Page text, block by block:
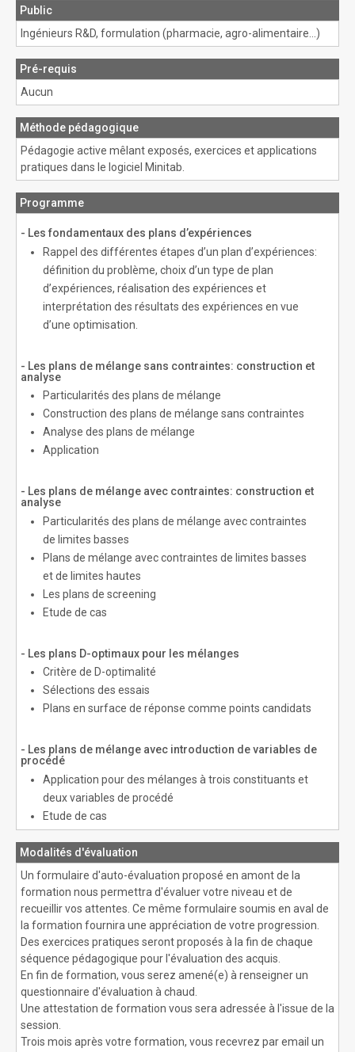
Public
Ingénieurs R&D, formulation (pharmacie, agro-alimentaire…)
Pré-requis
Aucun
Méthode pédagogique
Pédagogie active mêlant exposés, exercices et applications
pratiques dans le logiciel Minitab.
Programme
- Les fondamentaux des plans d’expériences
Rappel des différentes étapes d’un plan d’expériences:
définition du problème, choix d’un type de plan
d’expériences, réalisation des expériences et
interprétation des résultats des expériences en vue
d’une optimisation.
- Les plans de mélange sans contraintes: construction et
analyse
Particularités des plans de mélange
Construction des plans de mélange sans contraintes
Analyse des plans de mélange
Application
- Les plans de mélange avec contraintes: construction et
analyse
Particularités des plans de mélange avec contraintes
de limites basses
Plans de mélange avec contraintes de limites basses
et de limites hautes
Les plans de screening
Etude de cas
- Les plans D-optimaux pour les mélanges
Critère de D-optimalité
Sélections des essais
Plans en surface de réponse comme points candidats
- Les plans de mélange avec introduction de variables de
procédé
Application pour des mélanges à trois constituants et
deux variables de procédé
Etude de cas
Modalités d'évaluation
Un formulaire d'auto-évaluation proposé en amont de la
formation nous permettra d'évaluer votre niveau et de
recueillir vos attentes. Ce même formulaire soumis en aval de
la formation fournira une appréciation de votre progression.
Des exercices pratiques seront proposés à la fin de chaque
séquence pédagogique pour l'évaluation des acquis.
En fin de formation, vous serez amené(e) à renseigner un
questionnaire d'évaluation à chaud.
Une attestation de formation vous sera adressée à l'issue de la
session.
Trois mois après votre formation, vous recevrez par email un